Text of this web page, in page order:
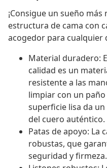
¡Consigue un sueño
estructura de cama con
acogedor para cualquier
Material duradero:
calidad es un
resistente a las
limpiar con un
superficie lisa da
del cuero auténtico.
Patas de apoyo: La
robustas, que
seguridad y firmeza.